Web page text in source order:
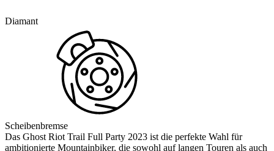
Diamant
Scheibenbremse
Das Ghost Riot Trail Full Party 2023 ist die perfekte Wahl für
ambitionierte Mountainbiker, die sowohl auf langen Touren als auch